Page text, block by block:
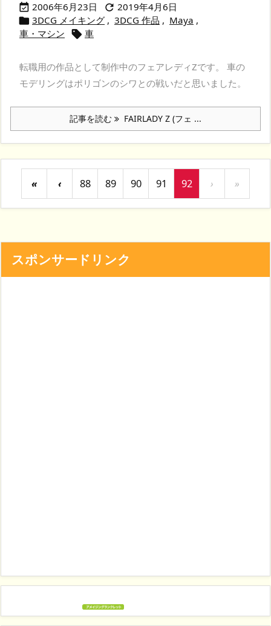
 2006年6月23日  2019年4月6日
 3DCG メイキング , 3DCG 作品 , Maya ,
車・マシン
 車
転職用の作品として制作中のフェアレディZです。 車の
モデリングはポリゴンのシワとの戦いだと思いました。
記事を読む FAIRLADY Z (フェ ...
« ‹ 88 89 90 91 92 › »
スポンサードリンク